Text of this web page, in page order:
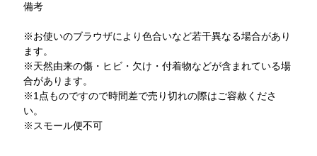
備考
※お使いのブラウザにより色合いなど若干異なる場合があり
ます。
※天然由来の傷・ヒビ・欠け・付着物などが含まれている場
合があります。
※1点ものですので時間差で売り切れの際はご容赦くださ
い。
※スモール便不可